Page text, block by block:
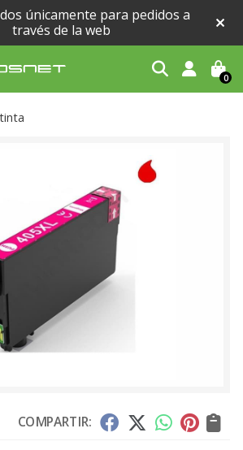
únicamente para pedidos a
través de la web
Buscar 0
COMPARTIR: